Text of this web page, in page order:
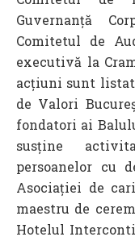
Guvernanță
Comitetul de
executivă la
acțiuni sunt
de Valori
fondatori ai
susține
persoanelor cu
Asociației de
maestru de
Hotelul